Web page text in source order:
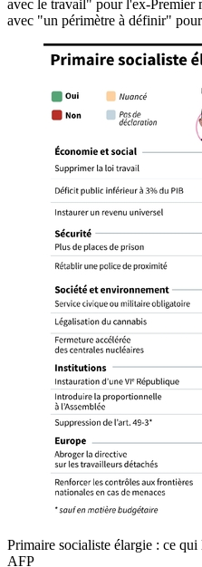
avec le travail" pour l'ex-Premier
avec "un périmètre à définir"
Primaire socialiste élargie : ce
AFP